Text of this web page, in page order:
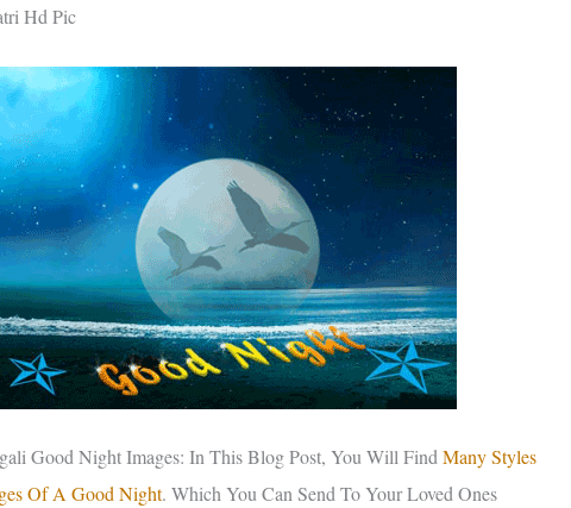
Hd Pic
Good Night Images: In This Blog Post, You Will Find Many Styles
Of A Good Night. Which You Can Send To Your Loved Ones